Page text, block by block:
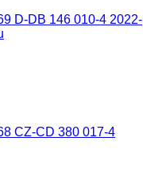
D-DB 146 010-4 2022-
CZ-CD 380 017-4